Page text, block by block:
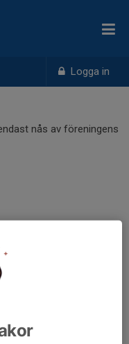
Logga in
nås av föreningens